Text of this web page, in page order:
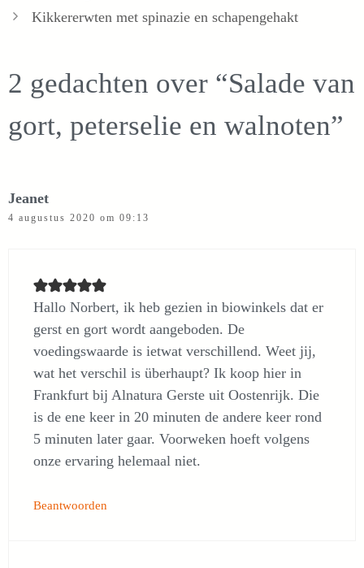
Kikkererwten met spinazie en schapengehakt
2 gedachten over “Salade van
gort, peterselie en walnoten”
Jeanet
4 augustus 2020 om 09:13
Hallo Norbert, ik heb gezien in biowinkels dat er
gerst en gort wordt aangeboden. De
voedingswaarde is ietwat verschillend. Weet jij,
wat het verschil is überhaupt? Ik koop hier in
Frankfurt bij Alnatura Gerste uit Oostenrijk. Die
is de ene keer in 20 minuten de andere keer rond
5 minuten later gaar. Voorweken hoeft volgens
onze ervaring helemaal niet.
Beantwoorden